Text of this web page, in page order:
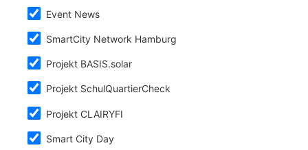
Event News
SmartCity Network Hamburg
Projekt BASIS.solar
Projekt SchulQuartierCheck
Projekt CLAIRYFI
Smart City Day